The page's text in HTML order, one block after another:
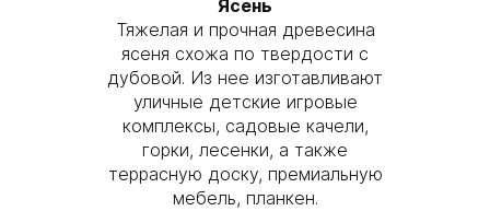
Ясень
Тяжелая и прочная древесина
ясеня схожа по твердости с
дубовой. Из нее изготавливают
уличные детские игровые
комплексы, садовые качели,
горки, лесенки, а также
террасную доску, премиальную
мебель, планкен.